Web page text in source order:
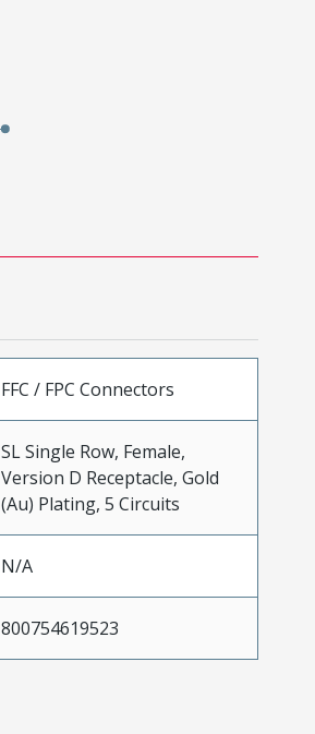
FFC / FPC Connectors
SL Single Row, Female,
Version D Receptacle, Gold
(Au) Plating, 5 Circuits
N/A
800754619523